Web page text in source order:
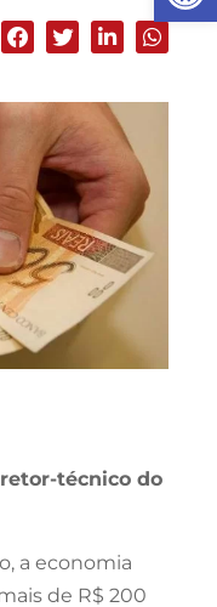
técnico do
a economia
de R$ 200